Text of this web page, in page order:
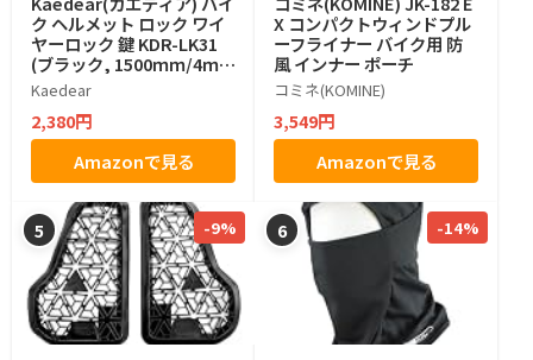
ク ヘルメット ロック ワイ
ヤーロック 鍵 KDR-LK31
(ブラック, 1500ｍｍ/4ｍ
ｍ)
Kaedear
2,380円
Amazonで見る
X コンパクトウィンドプル
ーフライナー バイク用 防
風 インナー ポーチ
コミネ(KOMINE)
3,549円
Amazonで見る
5 -9% 6 -14%